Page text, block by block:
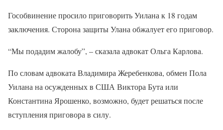
Гособвинение просило приговорить Уилана к 18 годам
заключения. Сторона защиты Улана обжалует его приговор.
“Мы подадим жалобу”, – сказала адвокат Ольга Карлова.
По словам адвоката Владимира Жеребенкова, обмен Пола
Уилана на осужденных в США Виктора Бута или
Константина Ярошенко, возможно, будет решаться после
вступления приговора в силу.